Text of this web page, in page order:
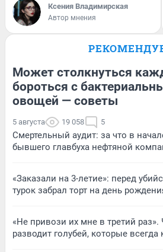
Ксения Владимирская
Автор мнения
Может столкнуться
бороться с
овощей — советы
5 августа 19 058 5
Смертельный аудит: за что в
бывшего главбуха нефтяной
«Заказали на 3-летие»: перед
турок забрал торт на день
«Не привози их мне в третий раз».
разводит голубей, которые